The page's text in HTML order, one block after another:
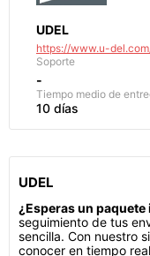
UDEL
https://www.u-
Soporte
-
Tiempo medio de
10 días
UDEL
¿Esperas un
seguimiento de tus
sencilla. Con nuestro
conocer en tiempo